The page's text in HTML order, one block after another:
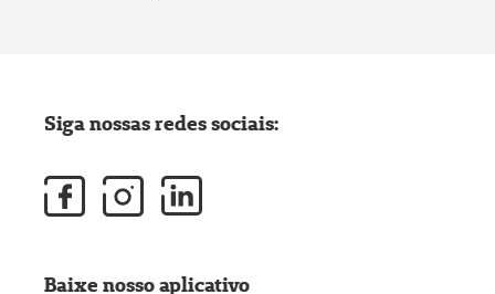
Siga nossas redes sociais:
Baixe nosso aplicativo